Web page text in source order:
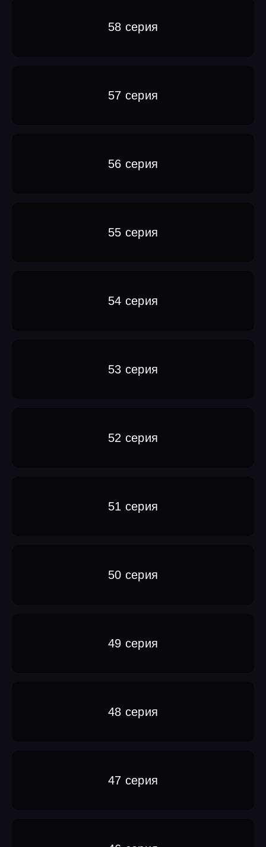
58 серия
57 серия
56 серия
55 серия
54 серия
53 серия
52 серия
51 серия
50 серия
49 серия
48 серия
47 серия